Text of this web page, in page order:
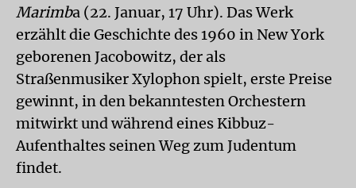
Marimba (22. Januar, 17 Uhr). Das Werk
erzählt die Geschichte des 1960 in New York
geborenen Jacobowitz, der als
Straßenmusiker Xylophon spielt, erste Preise
gewinnt, in den bekanntesten Orchestern
mitwirkt und während eines Kibbuz-
Aufenthaltes seinen Weg zum Judentum
findet.